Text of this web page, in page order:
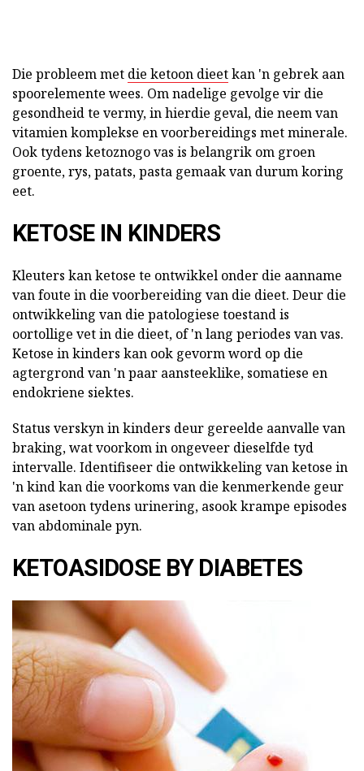
Die probleem met die ketoon dieetkan 'n gebrek aan
spoorelemente wees. Om nadelige gevolge vir die
gesondheid te vermy, in hierdie geval, die neem van
vitamien komplekse en voorbereidings met minerale.
Ook tydens ketoznogo vas is belangrik om groen
groente, rys, patats, pasta gemaak van durum koring
eet.
KETOSE IN KINDERS
Kleuters kan ketose te ontwikkel onder die aanname
van foute in die voorbereiding van die dieet. Deur die
ontwikkeling van die patologiese toestand is
oortollige vet in die dieet, of 'n lang periodes van vas.
Ketose in kinders kan ook gevorm word op die
agtergrond van 'n paar aansteeklike, somatiese en
endokriene siektes.
Status verskyn in kinders deur gereelde aanvalle van
braking, wat voorkom in ongeveer dieselfde tyd
intervalle. Identifiseer die ontwikkeling van ketose in
'n kind kan die voorkoms van die kenmerkende geur
van asetoon tydens urinering, asook krampe episodes
van abdominale pyn.
KETOASIDOSE BY DIABETES